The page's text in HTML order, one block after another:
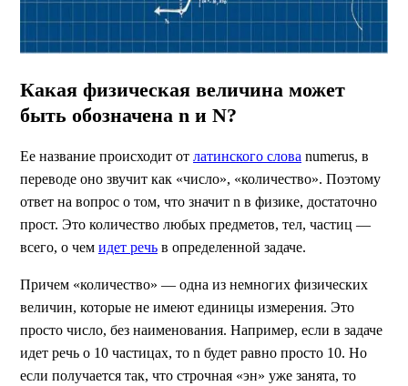
Какая физическая величина может
быть обозначена n и N?
Ее название происходит от латинского слова numerus, в
переводе оно звучит как «число», «количество». Поэтому
ответ на вопрос о том, что значит n в физике, достаточно
прост. Это количество любых предметов, тел, частиц —
всего, о чем идет речь в определенной задаче.
Причем «количество» — одна из немногих физических
величин, которые не имеют единицы измерения. Это
просто число, без наименования. Например, если в задаче
идет речь о 10 частицах, то n будет равно просто 10. Но
если получается так, что строчная «эн» уже занята, то